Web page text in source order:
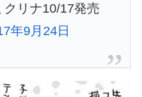
リナ10/17発売
年9月24日